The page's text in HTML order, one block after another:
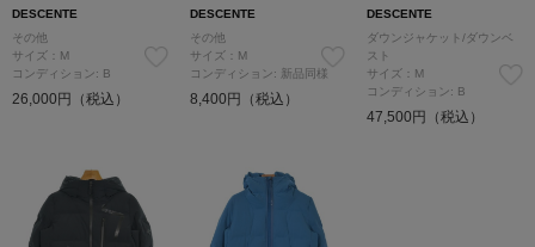
DESCENTE
その他
サイズ：M
コンディション: B
26,000円（税込）
DESCENTE
その他
サイズ：M
コンディション: 新品同様
8,400円（税込）
DESCENTE
ダウンジャケット/ダウンベ
スト
サイズ：M
コンディション: B
47,500円（税込）